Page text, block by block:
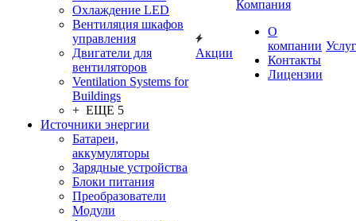
Охлаждение LED
Вентиляция шкафов
управления
Двигатели для
вентиляторов
Ventilation Systems for
Buildings
+ ЕЩЕ 5
Источники энергии
Батареи,
аккумуляторы
Зарядные устройства
Блоки питания
Преобразователи
Модули
Акции
Компания
О
компании
Контакты
Лицензии